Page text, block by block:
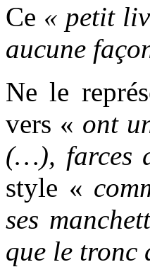
Ce « petit
aucune
Ne le
vers « ont
(…), farces
style «
ses
que le tronc